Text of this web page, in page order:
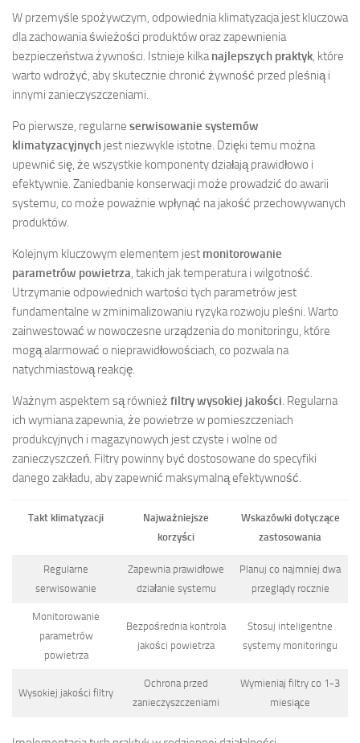
W przemyśle spożywczym, odpowiednia klimatyzacja jest kluczowa
dla zachowania świeżości produktów oraz zapewnienia
bezpieczeństwa żywności. Istnieje kilkanajlepszych praktyk, które
warto wdrożyć, aby skutecznie chronić żywność przed pleśnią i
innymi zanieczyszczeniami.
Po pierwsze, regularne serwisowanie systemów
klimatyzacyjnych jest niezwykle istotne. Dzięki temu można
upewnić się, że wszystkie komponenty działają prawidłowo i
efektywnie. Zaniedbanie konserwacji może prowadzić do awarii
systemu, co może poważnie wpłynąć na jakość przechowywanych
produktów.
Kolejnym kluczowym elementem jest monitorowanie
parametrów powietrza, takich jak temperatura i wilgotność.
Utrzymanie odpowiednich wartości tych parametrów jest
fundamentalne w zminimalizowaniu ryzyka rozwoju pleśni. Warto
zainwestować w nowoczesne urządzenia do monitoringu, które
mogą alarmować o nieprawidłowościach, co pozwala na
natychmiastową reakcję.
Ważnym aspektem są również filtry wysokiej jakości. Regularna
ich wymiana zapewnia, że powietrze w pomieszczeniach
produkcyjnych i magazynowych jest czyste i wolne od
zanieczyszczeń. Filtry powinny być dostosowane do specyfiki
danego zakładu, aby zapewnić maksymalną efektywność.
Takt klimatyzacji
Najważniejsze
korzyści
Wskazówki dotyczące
zastosowania
Regularne
serwisowanie
Zapewnia prawidłowe
działanie systemu
Planuj co najmniej dwa
przeglądy rocznie
Monitorowanie
parametrów
powietrza
Bezpośrednia kontrola
jakości powietrza
Stosuj inteligentne
systemy monitoringu
Wysokiej jakości filtry
Ochrona przed
zanieczyszczeniami
Wymieniaj filtry co 1-3
miesiące